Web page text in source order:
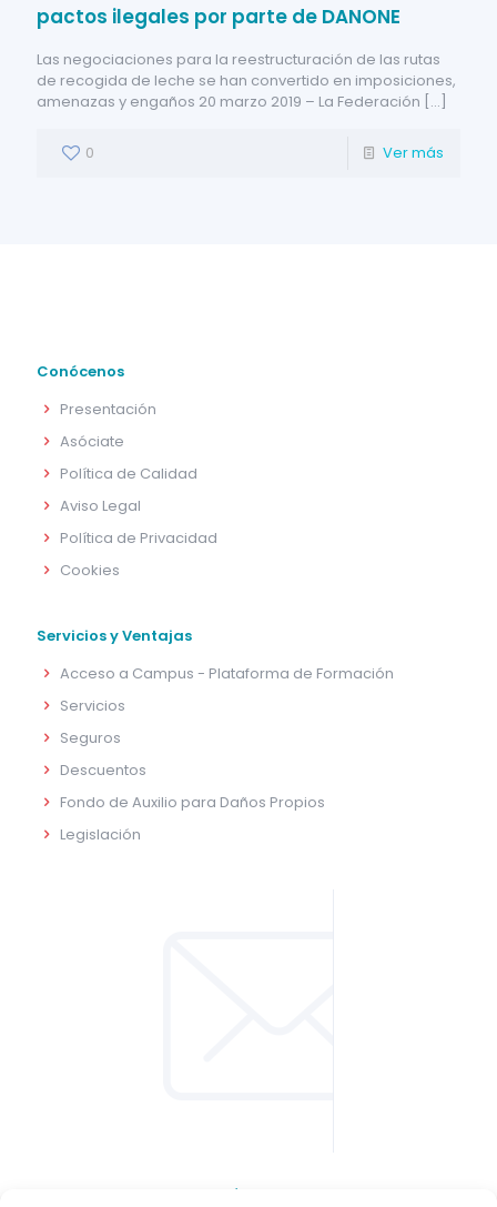
pactos ilegales por parte de DANONE
Las negociaciones para la reestructuración de las rutas
de recogida de leche se han convertido en imposiciones,
amenazas y engaños 20 marzo 2019 – La Federación […]
0 Ver más
Conócenos
Presentación
Asóciate
Política de Calidad
Aviso Legal
Política de Privacidad
Cookies
Servicios y Ventajas
Acceso a Campus - Plataforma de Formación
Servicios
Seguros
Descuentos
Fondo de Auxilio para Daños Propios
Legislación
CONTACTO Y LOCALIZACIÓN